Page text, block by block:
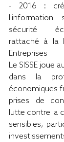
- 2016 :
sécurité
rattaché à la
Entreprises
Le SISSE joue
dans la
économiques
prises de
lutte contre la
sensibles,